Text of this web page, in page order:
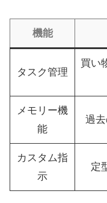
機能
タスク管理
買い
メモリー機
能
過
カスタム指
示
定